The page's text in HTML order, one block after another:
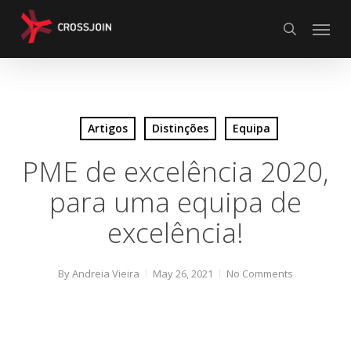
search
Menu
Artigos Distinções Equipa
PME de excelência 2020,
para uma equipa de
excelência!
ByAndreia Vieira May 26, 2021 No Comments